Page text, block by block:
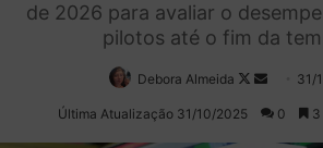
de 2026 para avaliar o
pilotos até o fim da
Debora Almeida
Follow
on
Mande
um
31/
Última Atualização 31/10/2025 0